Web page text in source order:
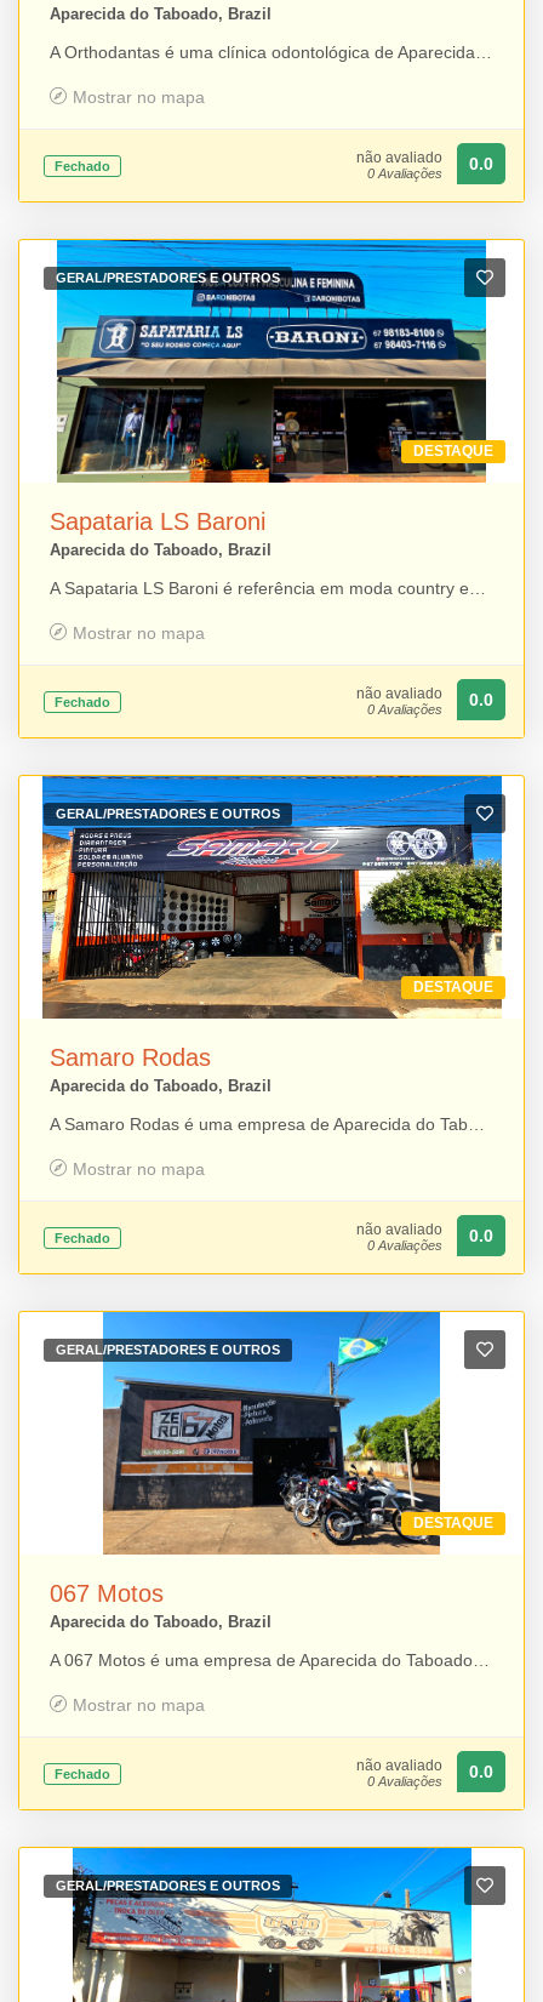
Aparecida do Taboado, Brazil
A Orthodantas é uma clínica odontológica de Aparecida do Taboado que oferece atendimento personalizado e soluções para a saúde e a estética bucal, contando com uma equipe de profissionais qualificados. A clínica tem à frente o Dr. Rinaldo José Dantas (CRO-MS 2201), mestre e especialista em Ortodontia e Prótese Dentária, e a Dra. Marcela Dias Q. Dantas (CRO-MS 2089), que atua nas áreas de Estética Bucal e Clínica Geral. Com foco na excelência, a Orthodantas alia conhecimento técnico, atendimento humanizado e compromisso com a qualidade para proporcionar mais saúde, funcionalidade e confiança aos seus pacientes.
Mostrar no mapa
Fechado não avaliado
0 Avaliações 0.0
DESTAQUE
GERAL/PRESTADORES E OUTROS
Sapataria LS Baroni
Aparecida do Taboado, Brazil
A Sapataria LS Baroni é referência em moda country em Aparecida do Taboado, oferecendo fabricação própria de botas e uma ampla variedade de roupas, chapéus e acessórios para os públicos infantil, feminino e masculino. Trabalhando com diversas marcas reconhecidas do universo country, a loja reúne tradição, qualidade e estilo, atendendo clientes que buscam produtos para o dia a dia, rodeios, cavalgadas e outras ocasiões especiais.
Mostrar no mapa
Fechado não avaliado
0 Avaliações 0.0
DESTAQUE
GERAL/PRESTADORES E OUTROS
Samaro Rodas
Aparecida do Taboado, Brazil
A Samaro Rodas é uma empresa de Aparecida do Taboado especializada em serviços de reforma de rodas automotivas, oferecendo pintura, diamantagem e solda em alumínio com qualidade e precisão. Além dos serviços especializados, trabalha com a venda de rodas das marcas Zunk, BRW, Scorro, Volcano e KR, disponibilizando opções para quem busca renovar o visual e o desempenho do veículo. Com atendimento especializado e soluções para diferentes necessidades, a Samaro Rodas é referência no segmento automotivo da região.
Mostrar no mapa
Fechado não avaliado
0 Avaliações 0.0
DESTAQUE
GERAL/PRESTADORES E OUTROS
067 Motos
Aparecida do Taboado, Brazil
A 067 Motos é uma empresa de Aparecida do Taboado especializada em serviços de manutenção e estética para motocicletas. Oferece polimento, lavagem, pintura, borracharia, troca de capa banco, troca de óleo, manutenção preventiva e corretiva, além de revisões completas. Também comercializa peças, faixas e acessórios para motos, reunindo em um só lugar soluções para quem busca qualidade, praticidade e cuidado com o veículo.
Mostrar no mapa
Fechado não avaliado
0 Avaliações 0.0
GERAL/PRESTADORES E OUTROS